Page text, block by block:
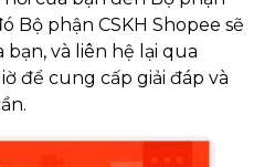
Bộ phận CSKH Shopee sẽ
và liên hệ lại qua
để cung cấp giải đáp và